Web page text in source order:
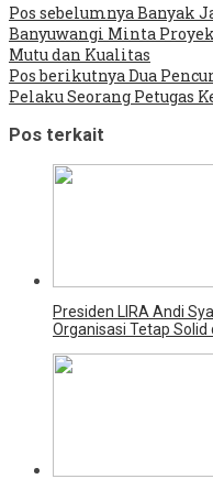
Pos sebelumnyaBanyak
Banyuwangi Minta
Mutu dan Kualitas
Pos berikutnyaDua
Pelaku Seorang Petugas
Pos terkait
Presiden LIRA Andi
Organisasi Tetap